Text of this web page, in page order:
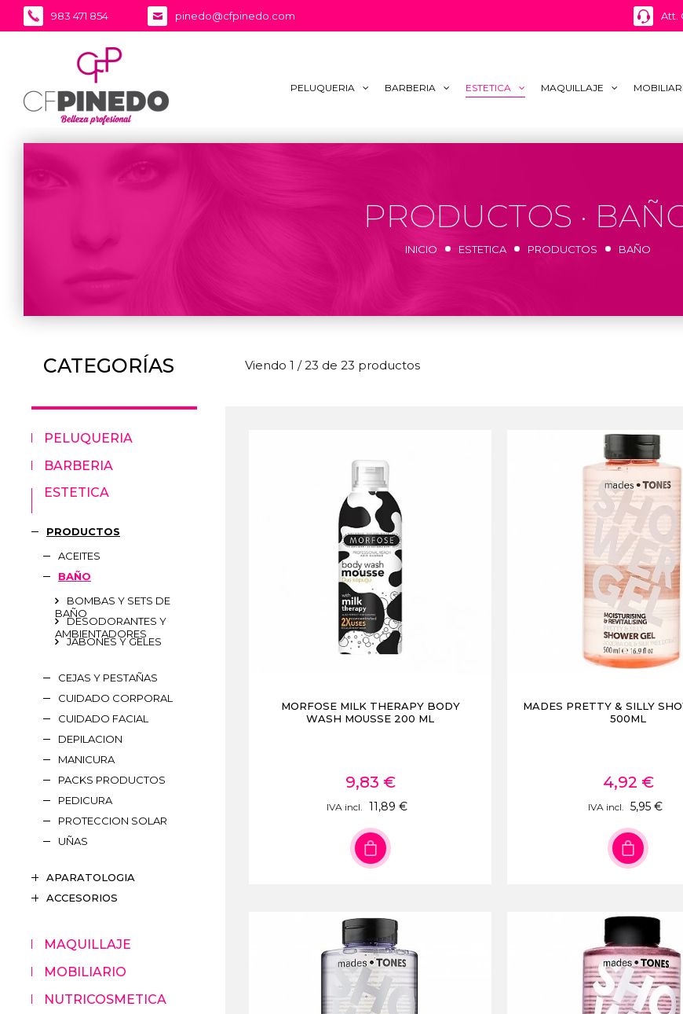
983 471 854 pinedo@cfpinedo.com Att.
PELUQUERIA BARBERIA ESTETICA MAQUILLAJE
PRODUCTOS ·
INICIO ESTETICA PRODUCTOS BAÑO
CATEGORÍAS
PELUQUERIA
BARBERIA
ESTETICA
PRODUCTOS
ACEITES
BAÑO
BOMBAS Y SETS DE
BAÑO
DESODORANTES Y
AMBIENTADORES
JABONES Y GELES
CEJAS Y PESTAÑAS
CUIDADO CORPORAL
CUIDADO FACIAL
DEPILACION
MANICURA
PACKS PRODUCTOS
PEDICURA
PROTECCION SOLAR
UÑAS
APARATOLOGIA
ACCESORIOS
MAQUILLAJE
MOBILIARIO
NUTRICOSMETICA
Viendo 1 / 23 de 23 productos
MORFOSE MILK THERAPY BODY
WASH MOUSSE 200 ML
9,83 €
IVA incl. 11,89 €
MADES PRETTY & SILLY
500ML
4,92 €
IVA incl. 5,95 €